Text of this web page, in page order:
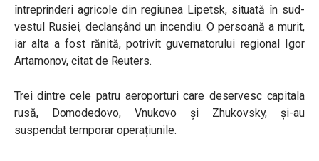
întreprinderi agricole din regiunea Lipetsk, situată în sud-
vestul Rusiei, declanșând un incendiu. O persoană a murit,
iar alta a fost rănită, potrivit guvernatorului regional Igor
Artamonov, citat de Reuters.
Trei dintre cele patru aeroporturi care deservesc capitala
rusă, Domodedovo, Vnukovo și Zhukovsky, și-au
suspendat temporar operațiunile.